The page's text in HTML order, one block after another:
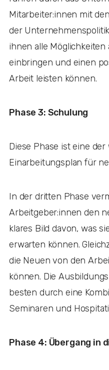
Mitarbeiter:innen mit
der
ihnen alle
einbringen und einen
Arbeit leisten können.
Phase 3: Schulung
Diese Phase ist eine
Einarbeitungsplan für
In der dritten Phase
Arbeitgeber:innen den
klares Bild davon, was
erwarten können.
die Neuen von den
können. Die
besten durch eine
Seminaren und
Phase 4: Übergang in